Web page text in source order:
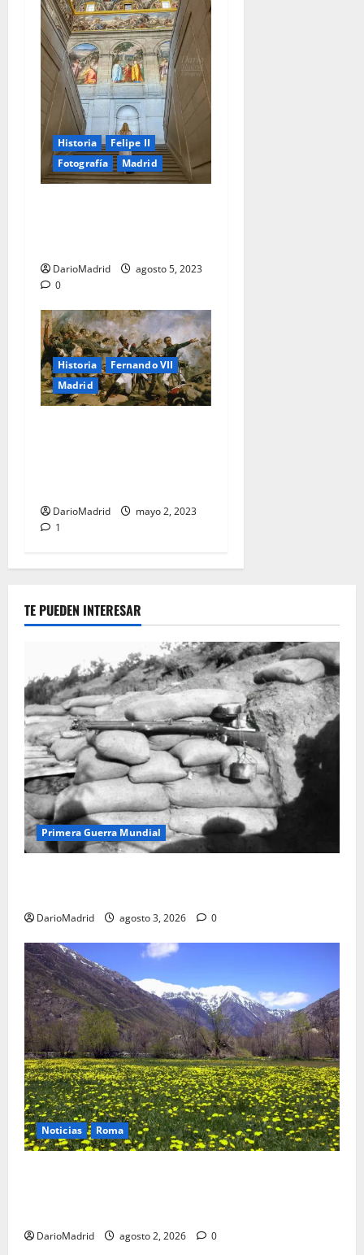
Historia
Felipe II
Fotografía
Madrid
DarioMadrid
agosto 5, 2023
0
Historia
Fernando VII
Madrid
DarioMadrid
mayo 2, 2023
1
TE PUEDEN INTERESAR
Primera Guerra Mundial
DarioMadrid agosto 3, 2026 0
Noticias Roma
DarioMadrid agosto 2, 2026 0